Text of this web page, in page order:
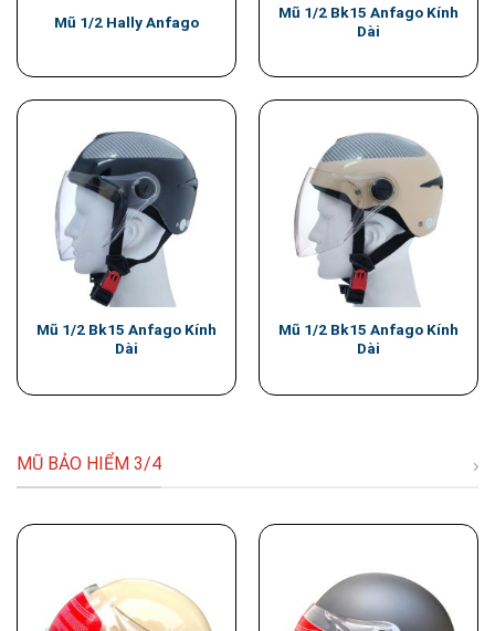
Mũ 1/2 Hally Anfago
Mũ 1/2 Bk15 Anfago Kính
Dài
Mũ 1/2 Bk15 Anfago Kính
Dài
Mũ 1/2 Bk15 Anfago Kính
Dài
MŨ BẢO HIỂM 3/4